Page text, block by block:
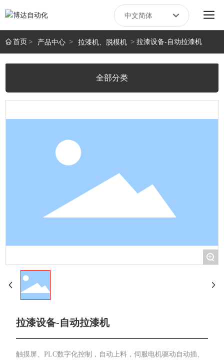
中文简体
Российская
中文简体
首页 产品中心 拉漆机、脱模机 拉漆设备-自动拉漆机
全部分类
+
拉漆设备-自动拉漆机
触摸屏、PLC数字化控制，自动上料，伺服电机驱动自动插、